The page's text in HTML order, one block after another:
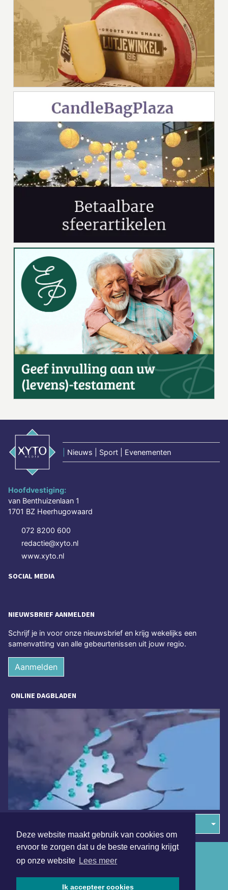
Deze website maakt gebruik van cookies om
ervoor te zorgen dat u de beste ervaring krijgt
op onze website Lees meer
Ik accepteer cookies
Nieuws | Sport | Evenementen
Hoofdvestiging:
van Benthuizenlaan 1
1701 BZ Heerhugowaard
072 8200 600
redactie@xyto.nl
www.xyto.nl
SOCIAL MEDIA
NIEUWSBRIEF AANMELDEN
Schrijf je in voor onze nieuwsbrief en krijg wekelijks een
samenvatting van alle gebeurtenissen uit jouw regio.
Aanmelden
ONLINE DAGBLADEN